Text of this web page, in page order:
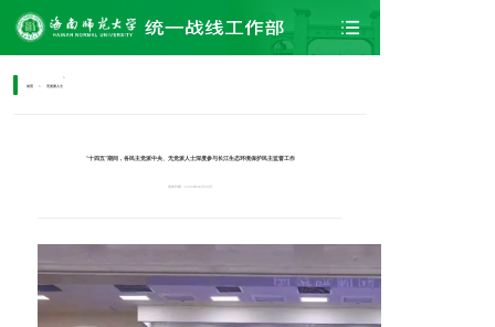
首页 > 无党派人士
>
“十四五”期间，各民主党派中央、无党派人士深度参与长江生态环境保护民主监督工作
发布日期：2025年08月29日